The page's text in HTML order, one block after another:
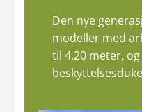
Den nye
modeller med
til 4,20 meter,